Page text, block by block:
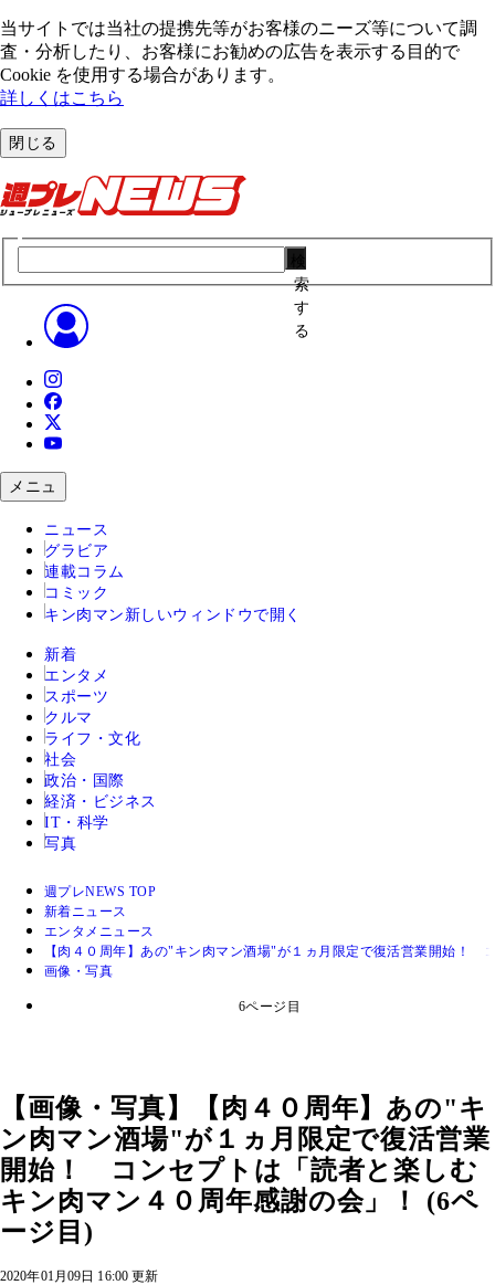
当サイトでは当社の提携先等がお客様のニーズ等について調
査・分析したり、お客様にお勧めの広告を表⽰する⽬的で
Cookie を使⽤する場合があります。
詳しくはこちら
閉じる
索
す
る
メニュ
ニュース
グラビア
連載コラム
コミック
キン肉マン 新しいウィンドウで開く
新着
エンタメ
スポーツ
クルマ
ライフ・文化
社会
政治・国際
経済・ビジネス
IT・科学
写真
週プレNEWS TOP
新着ニュース
エンタメニュース
【肉４０周年】あの"キン肉マン酒場"が１ヵ月限定で復活営業開始！
画像・写真
6ページ目
【画像・写真】【肉４０周年】あの"キ
ン肉マン酒場"が１ヵ月限定で復活営業
開始！ コンセプトは「読者と楽しむ
キン肉マン４０周年感謝の会」！ (6ペ
ージ目)
2020年01月09日 16:00 更新